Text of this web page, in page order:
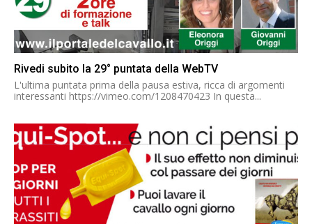
Rivedi subito la 29° puntata della WebTV
L'ultima puntata prima della pausa estiva, ricca di argomenti
interessanti https://vimeo.com/1208470423 In questa...